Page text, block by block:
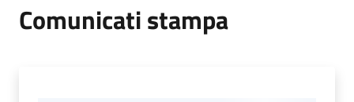
Comunicati stampa